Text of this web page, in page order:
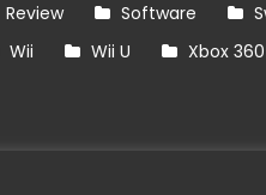
Review Software
Wii Wii U
Xbox 360